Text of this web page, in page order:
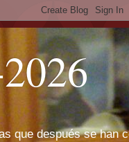
que después se han